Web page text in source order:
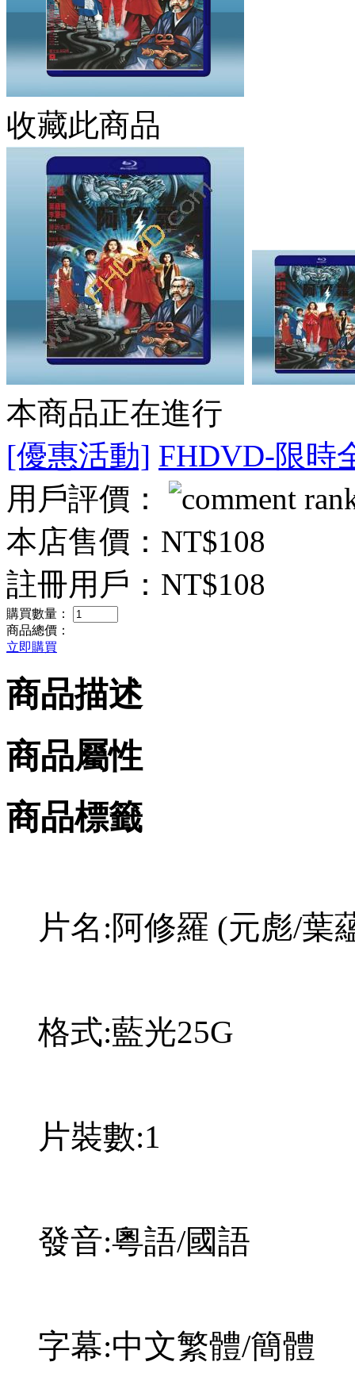
收藏此商品
本商品正在進行
[優惠活動] FHDVD-限時
用戶評價：
本店售價： NT$108
註冊用戶： NT$108
購買數量：
商品總價：
立即購買
商品描述
商品屬性
商品標籤
片名:阿修羅 (元彪/葉
格式:藍光25G
片裝數:1
發音:粵語/國語
字幕:中文繁體/簡體